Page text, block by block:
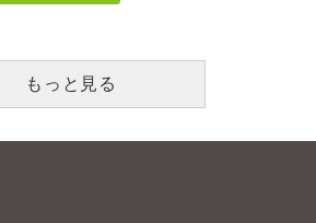
もっと見る